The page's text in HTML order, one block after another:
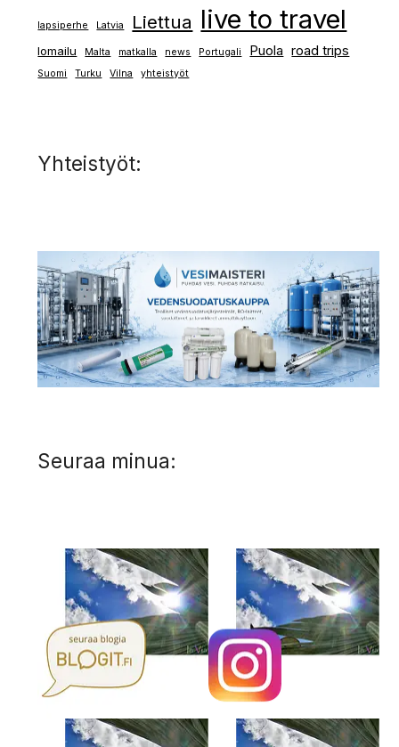
lapsiperhe Latvia Liettua live to travel
lomailu Malta matkalla news Portugali Puola road trips
Suomi Turku Vilna yhteistyöt
Yhteistyöt:
Seuraa minua: